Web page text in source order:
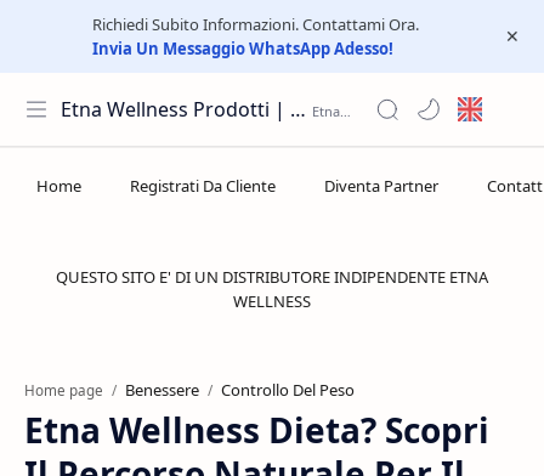
Richiedi Subito Informazioni. Contattami Ora.
Invia Un Messaggio WhatsApp Adesso!
Etna Wellness Prodotti | Distributore Elite Group
QUESTO SITO E' DI UN DISTRIBUTORE INDIPENDENTE ETNA
WELLNESS
Home page Benessere Controllo Del Peso
Etna Wellness Dieta? Scopri